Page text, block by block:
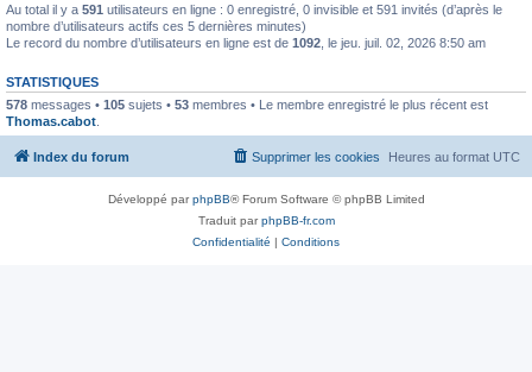
Au total il y a 591 utilisateurs en ligne : 0 enregistré, 0 invisible et 591 invités (d’après le
nombre d’utilisateurs actifs ces 5 dernières minutes)
Le record du nombre d’utilisateurs en ligne est de 1092 , le jeu. juil. 02, 2026 8:50 am
STATISTIQUES
578 messages • 105 sujets • 53 membres • Le membre enregistré le plus récent est
Thomas.cabot
Index du forum Heures au format UTC
Supprimer les cookies
Développé parphpBB® Forum Software © phpBB Limited
Traduit parphpBB-fr.com
Confidentialité | Conditions